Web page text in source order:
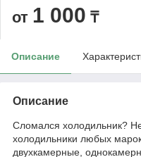
от 1 000 ₸
Описание
Описание
Сломался холодильник?
холодильники любых
двухкамерные,